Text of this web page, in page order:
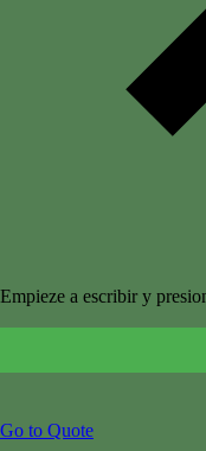
Empieze a escribir y
Go to Quote